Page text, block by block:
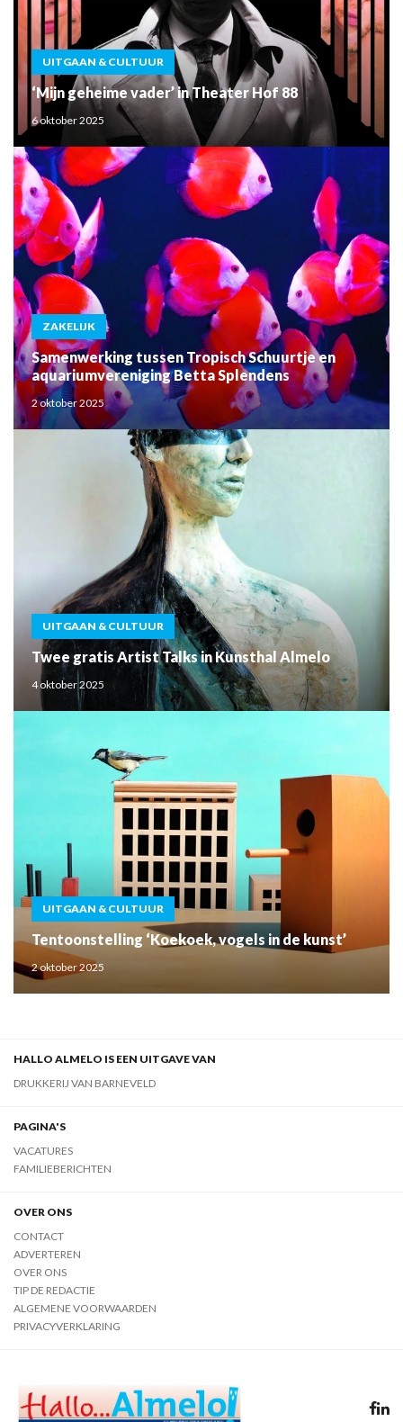
UITGAAN & CULTUUR
‘Mijn geheime vader’ in Theater Hof 88
6 oktober 2025
ZAKELIJK
Samenwerking tussen Tropisch Schuurtje en
aquariumvereniging Betta Splendens
2 oktober 2025
UITGAAN & CULTUUR
Twee gratis Artist Talks in Kunsthal Almelo
4 oktober 2025
UITGAAN & CULTUUR
Tentoonstelling ‘Koekoek, vogels in de kunst’
2 oktober 2025
HALLO ALMELO IS EEN UITGAVE VAN
DRUKKERIJ VAN BARNEVELD
PAGINA'S
VACATURES
FAMILIEBERICHTEN
OVER ONS
CONTACT
ADVERTEREN
OVER ONS
TIP DE REDACTIE
ALGEMENE VOORWAARDEN
PRIVACYVERKLARING